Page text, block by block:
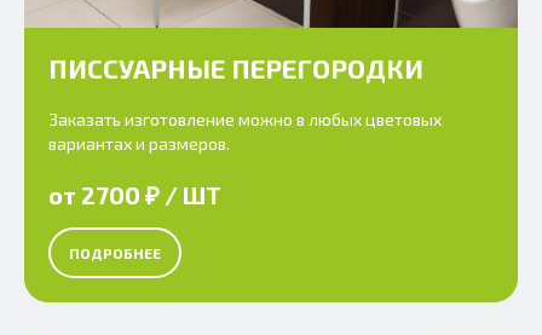
ПИССУАРНЫЕ ПЕРЕГОРОДКИ
Заказать изготовление можно в любых цветовых
вариантах и размеров.
от 2700 ₽ / ШТ
ПОДРОБНЕЕ